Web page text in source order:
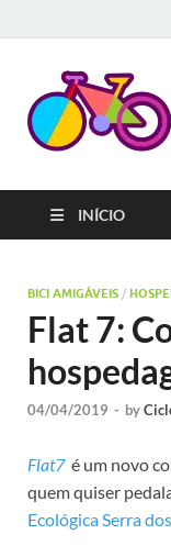
INÍCIO
BICI AMIGÁVEIS /
Flat 7:
04/04/2019 - by
Flat7 é um novo
quem quiser
Ecológica Serra